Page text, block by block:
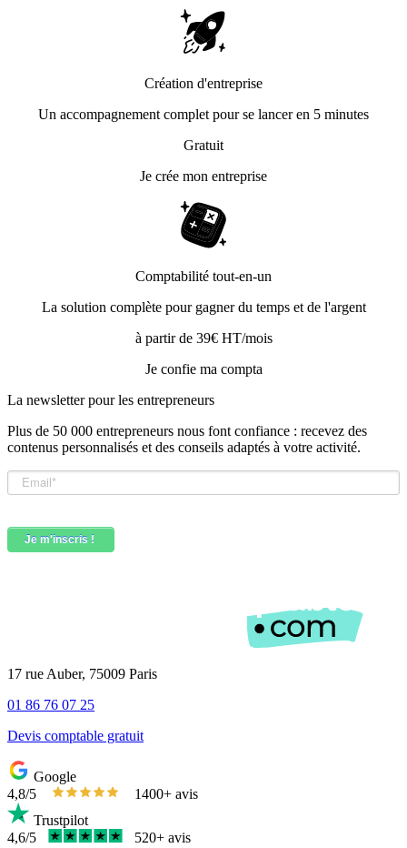
Création d'entreprise
Un accompagnement complet pour se lancer en 5 minutes
Gratuit
Je crée mon entreprise
Comptabilité tout-en-un
La solution complète pour gagner du temps et de l'argent
à partir de 39€ HT/mois
Je confie ma compta
La newsletter pour les entrepreneurs
Plus de 50 000 entrepreneurs nous font confiance : recevez des
contenus personnalisés et des conseils adaptés à votre activité.
17 rue Auber, 75009 Paris
01 86 76 07 25
Devis comptable gratuit
Google
4,8/5
1400+ avis
Trustpilot
4,6/5
520+ avis